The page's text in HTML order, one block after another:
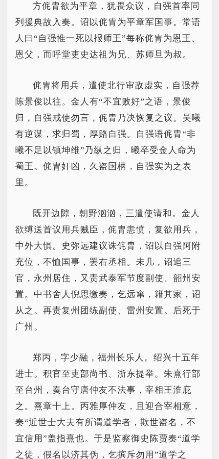
方侂胄欲为平章，犹畏众议，自强首率同
列援典故入奏。诏以侂胄为平章军国事。常语
人曰“自强惟一死以报师王”每称侂胄为恩王、
恩父，而呼堂吏史达祖为兄、苏师旦为叔。
侂胄将用兵，遣使北行审敌虚实，自强荐
陈景俊以往。金人有“不宜败好”之语，景俊
归，自强戒使勿言，侂胄乃决恢复之议。吴曦
有逆谋，求归蜀，厚赂自强。自强语侂胄“非
曦不足以镇坤维”乃纵之归，曦卒受金人命为
蜀王。侂胄奸凶，久盗国柄，自强实为之表
里。
既开边隙，朝野汹汹，三遣使请和。金人
欲缚送首议用兵贼臣，侂胄恚愤，复欲用兵，
中外大惧。史弥远建议诛侂胄，诏以自强阿附
充位，不恤国事，罢右丞相。未几，诏追三
官，永州居住，又责武泰军节度副使、韶州安
置。中书舍人倪思缴奏，乞远窜，籍其家，诏
从之。再责复州团练副使、雷州安置。后死于
广州。
郑丙，字少融，福州长乐人。绍兴十五年
进士。积官至吏部尚书、浙东提举。朱熹行部
至台州，奏台守唐仲友不法事，宰相王淮庇
之。熹章十上。丙雅厚仲友，且迎合宰相意，
奏“近世士大夫有所谓道学者，欺世盗名，不
宜信用”盖指熹也。于是监察御史陈贾奏“道学
之徒，假名以济其伪，乞摈斥勿用”道学之